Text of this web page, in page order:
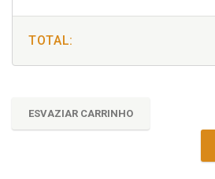
TOTAL:
ESVAZIAR CARRINHO